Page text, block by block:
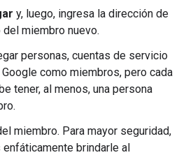
y, luego, ingresa la dirección de
miembro nuevo.
personas, cuentas de servicio
como miembros, pero cada
tener, al menos, una persona
miembro. Para mayor seguridad,
brindarle al